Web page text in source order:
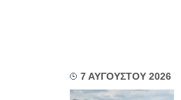
7 ΑΥΓΟΥΣΤΟΥ 2026